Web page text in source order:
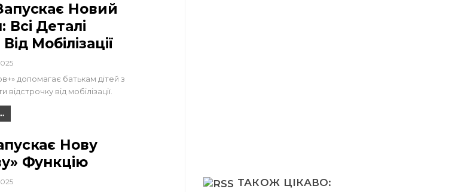
Новий
Всі Деталі
Мобілізації
допомагає батькам дітей з
від мобілізації.
Нову
Функцію
ТАКОЖ ЦІКАВО: